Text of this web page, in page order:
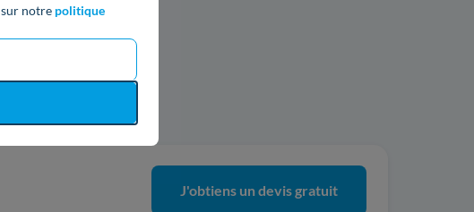
notre politique
3 clics
J'obtiens un devis gratuit